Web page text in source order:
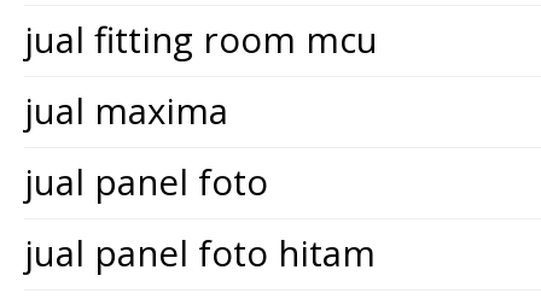
jual fitting room mcu
jual maxima
jual panel foto
jual panel foto hitam